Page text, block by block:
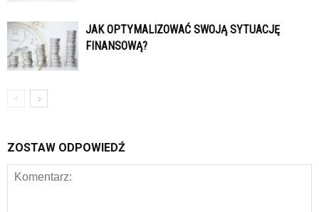
JAK OPTYMALIZOWAĆ SWOJĄ SYTUACJĘ
FINANSOWĄ?
ZOSTAW ODPOWIEDŹ